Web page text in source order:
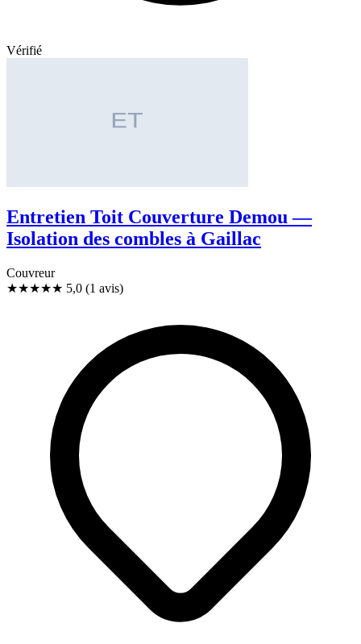
Vérifié
Entretien Toit Couverture Demou —
Isolation des combles à Gaillac
Couvreur
★★★★★ 5,0 (1 avis)